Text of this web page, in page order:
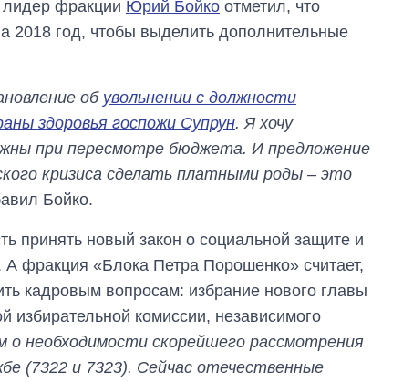
лидер фракции Юрий Бойко отметил, что
2018 год, чтобы выделить дополнительные
об увольнении с должности
здоровья госпожи Супрун. Я хочу
при пересмотре бюджета. И предложение
кризиса сделать платными роды – это
Бойко.
принять новый закон о социальной защите и
фракция «Блока Петра Порошенко» считает,
кадровым вопросам: избрание нового главы
избирательной комиссии, независимого
о необходимости скорейшего рассмотрения
(7322 и 7323). Сейчас отечественные